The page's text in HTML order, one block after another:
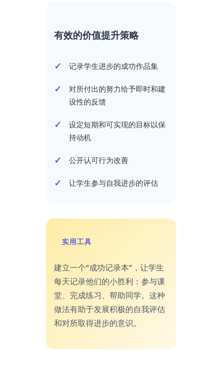
有效的价值提升策略
记录学生进步的成功作品集
对所付出的努力给予即时和建
设性的反馈
设定短期和可实现的目标以保
持动机
公开认可行为改善
让学生参与自我进步的评估
实用工具
建立一个“成功记录本”，让学生
每天记录他们的小胜利：参与课
堂、完成练习、帮助同学。这种
做法有助于发展积极的自我评估
和对所取得进步的意识。